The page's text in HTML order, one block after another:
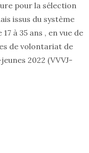
pour la sélection
issus du système
à 35 ans , en vue de
de volontariat de
2022 (VVVJ-